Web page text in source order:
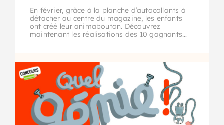
En février, grâce à la planche d’autocollants à
détacher au centre du magazine, les enfants
ont créé leur animabouton. Découvrez
maintenant les réalisations des 10 gagnants…